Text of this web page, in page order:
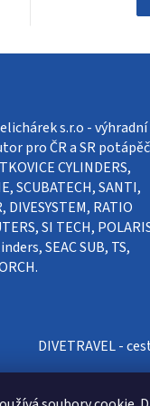
s.r.o - výhradní
pro ČR a SR
CYLINDERS,
SCUBATECH, SANTI,
DIVESYSTEM, RATIO
SI TECH,
SEAC SUB, TS,
DIVETRAVEL -